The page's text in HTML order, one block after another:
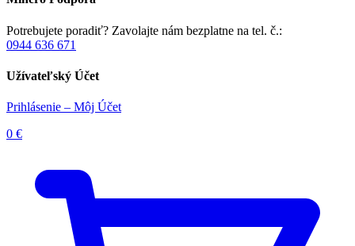
Potrebujete poradiť? Zavolajte nám bezplatne na tel. č.:
0944 636 671
Užívateľský Účet
Prihlásenie – Môj Účet
0 €